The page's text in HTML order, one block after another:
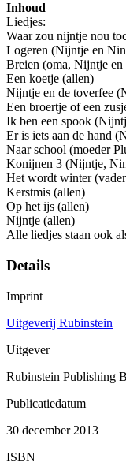
Inhoud
Liedjes:
Waar zou nijntje nou
Logeren (Nijntje en
Breien (oma, Nijntje
Een koetje (allen)
Nijntje en de toverfee
Een broertje of een
Ik ben een spook
Er is iets aan de hand
Naar school (moeder
Konijnen 3 (Nijntje,
Het wordt winter
Kerstmis (allen)
Op het ijs (allen)
Nijntje (allen)
Alle liedjes staan ook
Details
Imprint
Uitgeverij Rubinstein
Uitgever
Rubinstein Publishing
Publicatiedatum
30 december 2013
ISBN